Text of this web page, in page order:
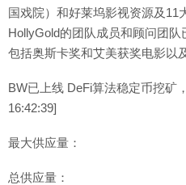
国戏院）和好莱坞影视资源及11
HollyGold的团队成员和顾问团
包括奥斯卡奖和艾美获奖电影以
BW已上线 DeFi算法稳定币挖矿
16:42:39]
最大供应量：
总供应量：